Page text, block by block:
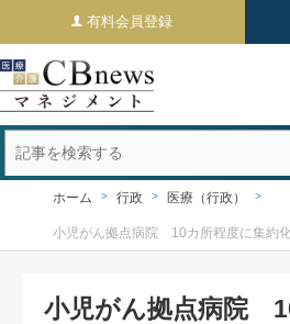
有料会員登録
ホーム 行政 医療（行政）
小児がん拠点病院 10カ所程度に集約
小児がん拠点病院